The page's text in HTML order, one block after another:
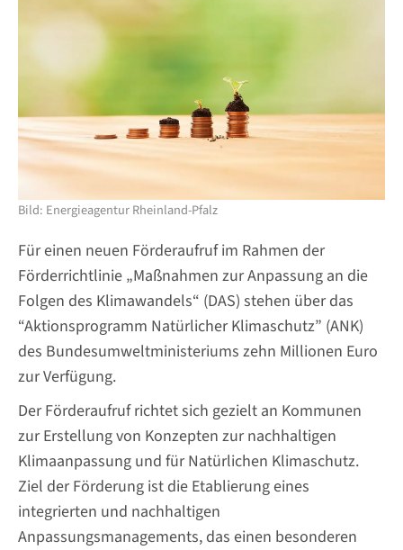
Bild: Energieagentur Rheinland-Pfalz
Für einen neuen Förderaufruf im Rahmen der
Förderrichtlinie „Maßnahmen zur Anpassung an die
Folgen des Klimawandels“ (DAS) stehen über das
“Aktionsprogramm Natürlicher Klimaschutz” (ANK)
des Bundesumweltministeriums zehn Millionen Euro
zur Verfügung.
Der Förderaufruf richtet sich gezielt an Kommunen
zur Erstellung von Konzepten zur nachhaltigen
Klimaanpassung und für Natürlichen Klimaschutz.
Ziel der Förderung ist die Etablierung eines
integrierten und nachhaltigen
Anpassungsmanagements, das einen besonderen